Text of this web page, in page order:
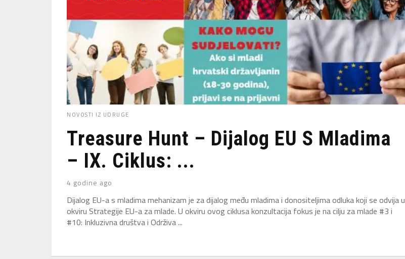
NOVOSTI IZ UDRUGE
Treasure Hunt – Dijalog EU S Mladima
– IX. Ciklus: ...
4 godine ago
Dijalog EU-a s mladima mehanizam je za dijalog među mladima i donositeljima odluka koji se odvija u
okviru Strategije EU-a za mlade. U okviru ovog ciklusa konzultacija fokus je na cilju za mlade #3 i
#10: Inkluzivna društva i Održiva ...